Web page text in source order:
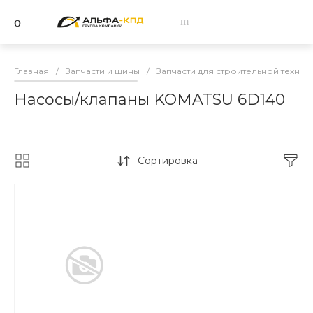
Главная / Запчасти и шины / Запчасти для строительной
Насосы/клапаны KOMATSU 6D140
Сортировка